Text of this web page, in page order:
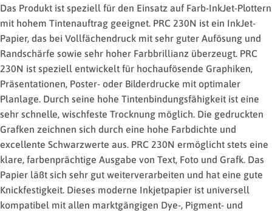
Das Produkt ist speziell für den Einsatz auf Farb-InkJet-Plottern
mit hohem Tintenauftrag geeignet. PRC 230N ist ein InkJet-
Papier, das bei Vollfächendruck mit sehr guter Aufösung und
Randschärfe sowie sehr hoher Farbbrillianz überzeugt. PRC
230N ist speziell entwickelt für hochaufösende Graphiken,
Präsentationen, Poster- oder Bilderdrucke mit optimaler
Planlage. Durch seine hohe Tintenbindungsfähigkeit ist eine
sehr schnelle, wischfeste Trocknung möglich. Die gedruckten
Grafken zeichnen sich durch eine hohe Farbdichte und
excellente Schwarzwerte aus. PRC 230N ermöglicht stets eine
klare, farbenprächtige Ausgabe von Text, Foto und Grafk. Das
Papier läßt sich sehr gut weiterverarbeiten und hat eine gute
Knickfestigkeit. Dieses moderne Inkjetpapier ist universell
kompatibel mit allen marktgängigen Dye-, Pigment- und